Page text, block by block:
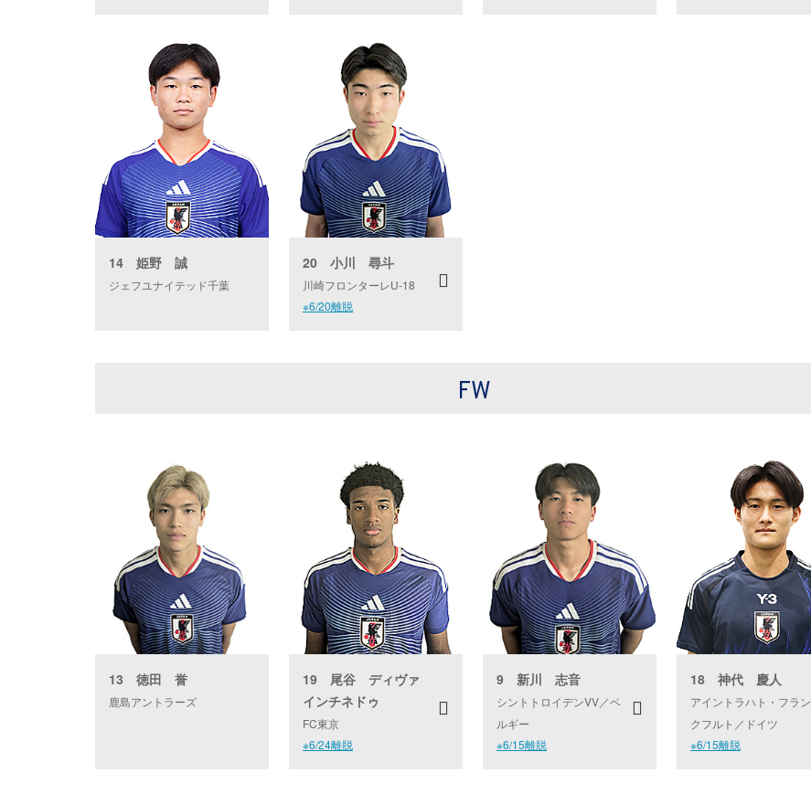
14 姫野 誠
ジェフユナイテッド千葉
20 小川 尋斗
川崎フロンターレU-18
※6/20離脱
FW
13 徳田 誉
鹿島アントラーズ
19 尾谷 ディヴァ
インチネドゥ
FC東京
※6/24離脱
9 新川 志音
シントトロイデンVV／ベ
ルギー
※6/15離脱
18 神代 慶人
アイントラハト・フラン
クフルト／ドイツ
※6/15離脱